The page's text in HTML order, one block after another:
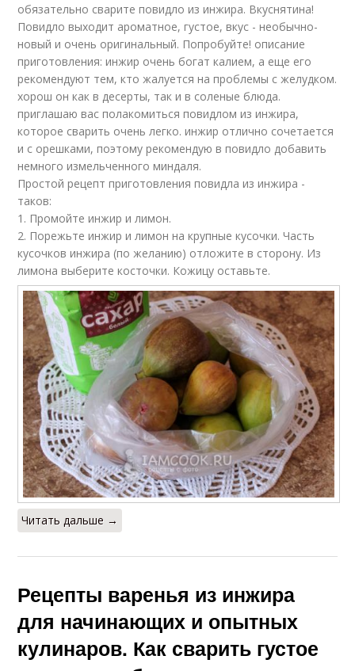
обязательно сварите повидло из инжира. Вкуснятина!
Повидло выходит ароматное, густое, вкус - необычно-
новый и очень оригинальный. Попробуйте! описание
приготовления: инжир очень богат калием, а еще его
рекомендуют тем, кто жалуется на проблемы с желудком.
хорош он как в десерты, так и в соленые блюда.
приглашаю вас полакомиться повидлом из инжира,
которое сварить очень легко. инжир отлично сочетается
и с орешками, поэтому рекомендую в повидло добавить
немного измельченного миндаля.
Простой рецепт приготовления повидла из инжира -
таков:
1. Промойте инжир и лимон.
2. Порежьте инжир и лимон на крупные кусочки. Часть
кусочков инжира (по желанию) отложите в сторону. Из
лимона выберите косточки. Кожицу оставьте.
Читать дальше →
Рецепты варенья из инжира
для начинающих и опытных
кулинаров. Как сварить густое